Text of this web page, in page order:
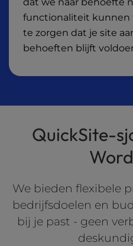
dat we naar behoefte
functionaliteit kunnen
te zorgen dat je site
behoeften blijft
QuickSite-
We bieden flexibele
bedrijfsdoelen en
bij je past - geen